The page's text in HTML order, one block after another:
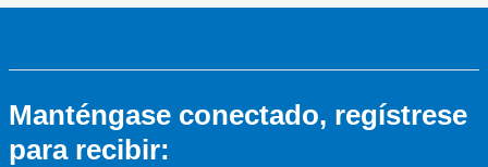
Manténgase conectado, regístrese
para recibir: